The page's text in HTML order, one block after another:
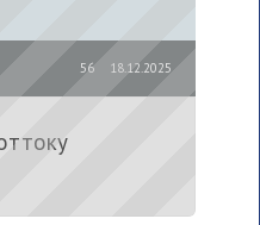
18.12.2025
56